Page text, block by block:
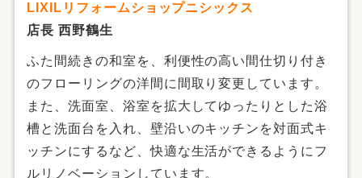
LIXILリフォームショップニシックス
店長 西野鶴生
ふた間続きの和室を、利便性の高い間仕切り付き
のフローリングの洋間に間取り変更しています。
また、洗面室、浴室を拡大してゆったりとした浴
槽と洗面台を入れ、壁沿いのキッチンを対面式キ
ッチンにするなど、快適な生活ができるようにフ
ルリノベーションしています。